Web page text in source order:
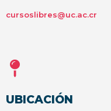
cursoslibres@uc.ac.cr
UBICACIÓN